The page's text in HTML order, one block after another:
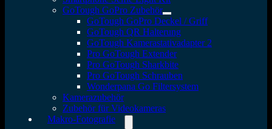
GoTough GoPro Zubehör
GoTough GoPro Deckel / Griff
GoTough QR Halterung
GoTough Kamerastativadapter 2
Pro GoTough Extender
Pro GoTough Sharkbite
Pro GoTough Schrauben
Wonderpana Go Filtersystem
Kamerazubehör
Zubehör für Videokameras
Makro-Fotografie